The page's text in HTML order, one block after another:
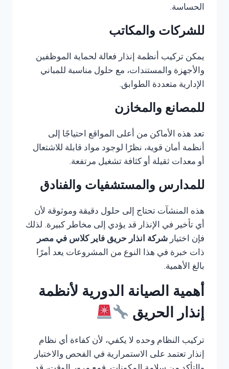
الحساسة.
للشركات والمكاتب
يمكن تركيب أنظمة إنذار فعالة لحماية الموظفين
والأجهزة والمستندات، مع حلول مناسبة للمباني
الإدارية متعددة الطوابق.
للمصانع والمخازن
تعد هذه الأماكن من أعلى المواقع احتياجًا إلى
أنظمة أمان قوية، نظرًا لوجود مواد قابلة للاشتعال
أو معدات ثقيلة أو كثافة تشغيل مرتفعة.
للمدارس والمستشفيات والفنادق
هذه المنشآت تحتاج إلى حلول دقيقة وموثوقة لأن
أي تأخير في الإنذار قد يؤدي إلى مخاطر كبيرة. لذلك
فإن اختيار شركة انذار حريق فاير كلاس في مصر
ذات خبرة في هذا النوع من المشروعات يعد أمرًا
بالغ الأهمية.
أهمية الصيانة الدورية لأنظمة
إنذار الحريق
تركيب النظام وحده لا يكفي، لأن كفاءة أي نظام
إنذار تعتمد على الاستمرارية في الفحص والاختبار